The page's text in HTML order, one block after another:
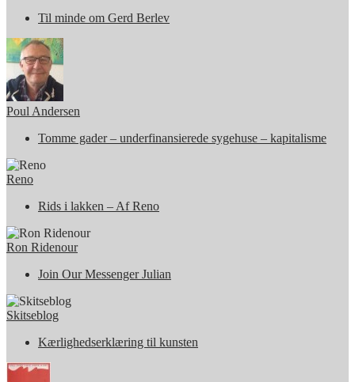
Til minde om Gerd Berlev
Poul Andersen
Tomme gader – underfinansierede sygehuse – kapitalisme
Reno
Rids i lakken – Af Reno
Ron Ridenour
Join Our Messenger Julian
Skitseblog
Kærlighedserklæring til kunsten